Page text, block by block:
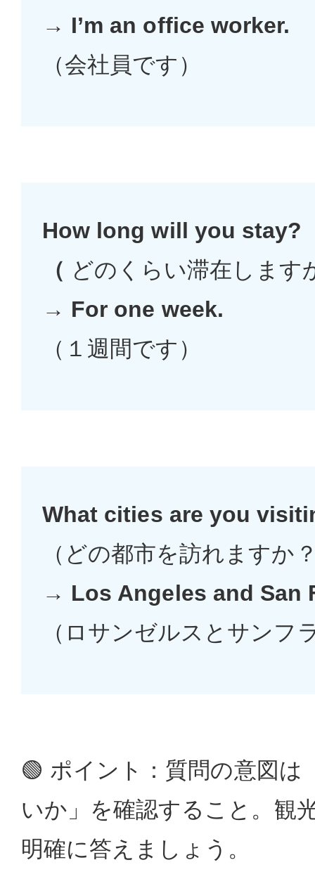
→ I’m an office worker.
（会社員です）
How long will you stay?
（ どのくらい滞在します
→ For one week.
（１週間です）
What cities are you
（どの都市を訪れますか
→ Los Angeles and San
（ロサンゼルスとサンフ
🟢 ポイント：質問の意図は
いか」を確認すること。観
明確に答えましょう。